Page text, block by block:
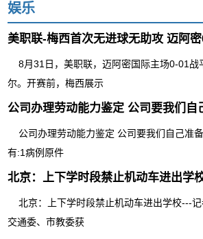
娱乐
8月31日，美职联，迈阿密国际主场0-01战
尔。开赛前，梅西展示
公司办理劳动能力鉴定 公司要我们自己准
有:1病例原件
北京：上下学时段禁止机动车进出学
北京：上下学时段禁止机动车进出学校---
交通委、市教委获